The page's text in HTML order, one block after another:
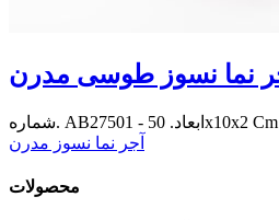
شماره. AB27501 - ابعاد. 50x10x2 Cm
آجر نما نسوز مدرن
محصولات